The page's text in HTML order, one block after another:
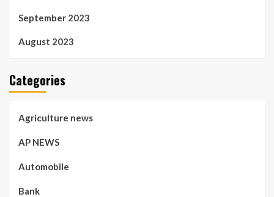
September 2023
August 2023
Categories
Agriculture news
AP NEWS
Automobile
Bank